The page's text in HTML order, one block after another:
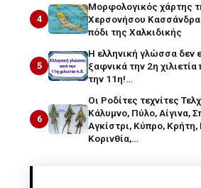
4
Μορφολογικός χάρτης
Χερσονήσου
πόδι της Χαλκιδικής
5
Η ελληνική γλώσσα δεν
ξαφνικά την 2η
την 11η!…
6
Οι Ροδίτες τεχνίτες
Κάλυμνο, Πύλο, Αίγινα,
Αγκίστρι, Κύπρο, Κρήτη,
Κορινθία,…